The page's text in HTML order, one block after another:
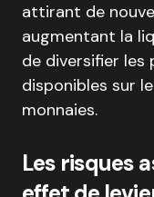
attirant de
augmentant la
de diversifier les
disponibles sur
monnaies.
Les risques